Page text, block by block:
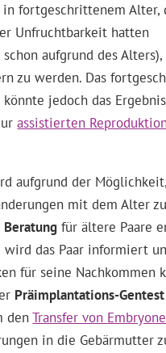
in fortgeschrittenem Alter,
Unfruchtbarkeit hatten
aufgrund des Alters),
zu werden. Das
jedoch das
assistierten
aufgrund der
mit dem Alter
Beratung für ältere Paare
wird das Paar informiert
für seine Nachkommen
Präimplantations-Gentest
denTransfer von
in die Gebärmutter